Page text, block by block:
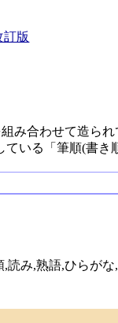
訂版
み合わせて造ら
いる「筆順(書
読み,熟語,ひらが